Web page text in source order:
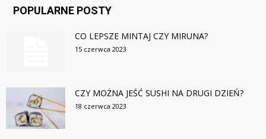
POPULARNE POSTY
CO LEPSZE MINTAJ CZY MIRUNA?
15 czerwca 2023
CZY MOŻNA JEŚĆ SUSHI NA DRUGI DZIEŃ?
18 czerwca 2023